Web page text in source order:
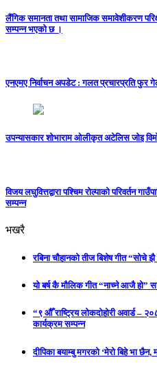
लैंगिक समानता तथा सामाजिक समावेशीकरण
सम्पन्न भएको छ ।
एनएमए निर्वाचन अपडेट : गलत प्रचारप्रति फुर
उपन्यासकार शोभाराम ओलीकृत अटेलिस जोइ
विजय लघुवित्तद्वारा पश्चिम रोल्पाको परिवर्तन
सम्पन्न
भखरै
रबिना चौहानको तीज बिशेष गीत “सोचे
यो बर्ष कै मौलिक गीत “नाच्ने आजै हो”
“९ औँ राष्ट्रिय लोकदोहोरी अवार्ड –
कार्यक्रम सम्पन्न
दीपिका बयाम्बु मगरको ‘मेरो बिहे भा